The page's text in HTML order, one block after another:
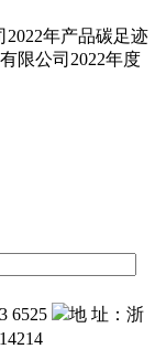
年产品碳足迹
限公司2022年度
6525
地 址：浙